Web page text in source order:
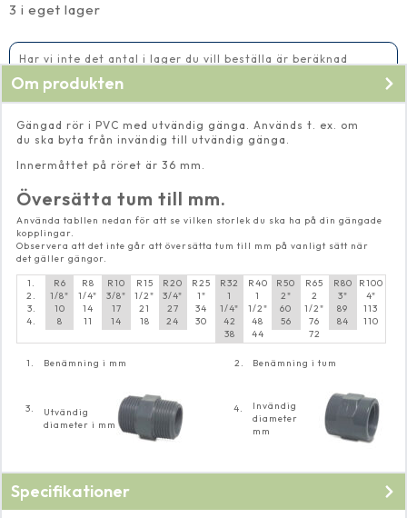
3 i eget lager
80
mm
Har vi inte det antal i lager du vill beställa är beräknad
Om produkten
Gängad rör i PVC med utvändig gänga. Används t. ex. om
du ska byta från invändig till utvändig gänga.
Innermåttet på röret är 36 mm.
Översätta tum till mm.
Använda tabllen nedan för att se vilken storlek du ska ha på din gängade
kopplingar.
Observera att det inte går att översätta tum till mm på vanligt sätt när
det gäller gängor.
1.
2.
3.
4.
R6
1/8"
10
8
R8
1/4"
14
11
R10
3/8"
17
14
R15
1/2"
21
18
R20
3/4"
27
24
R25
1"
34
30
R32
1
1/4"
42
38
R40
1
1/2"
48
44
R50
2"
60
56
R65
2
1/2"
76
72
R80
3"
89
84
R100
4"
113
110
1. Benämning i mm 2. Benämning i tum
3.
Utvändig
diameter i mm
4.
Invändig
diameter
mm
Specifikationer